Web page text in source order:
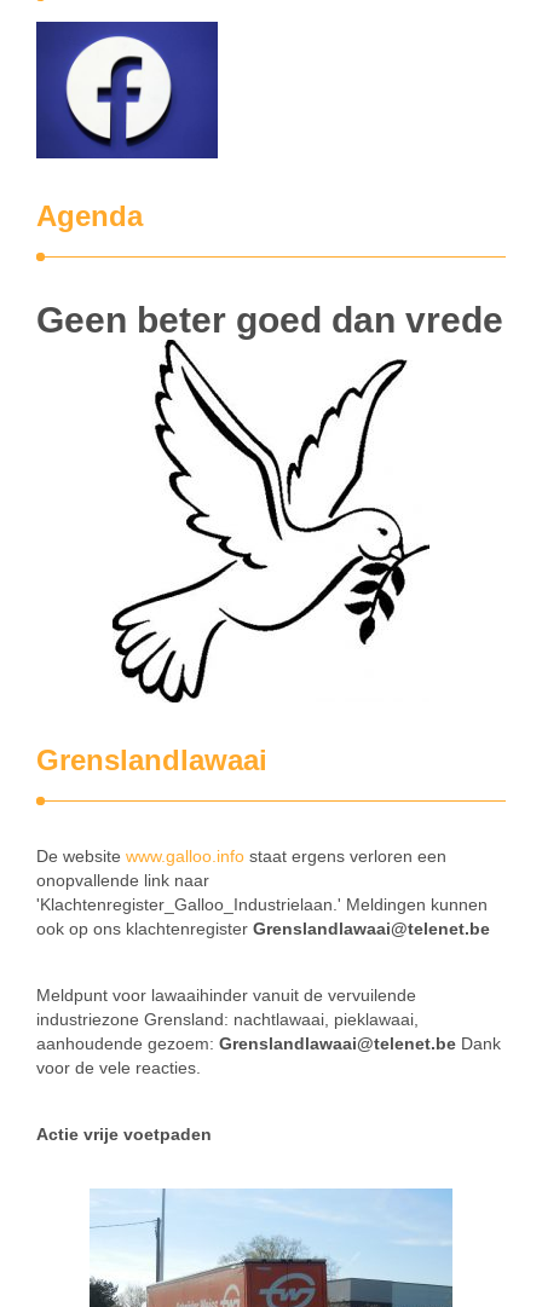
Agenda
Geen beter goed dan vrede
Grenslandlawaai
De website www.galloo.info staat ergens verloren een
onopvallende link naar
'Klachtenregister_Galloo_Industrielaan.' Meldingen kunnen
ook op ons klachtenregister Grenslandlawaai@telenet.be
Meldpunt voor lawaaihinder vanuit de vervuilende
industriezone Grensland: nachtlawaai, pieklawaai,
aanhoudende gezoem: Grenslandlawaai@telenet.be Dank
voor de vele reacties.
Actie vrije voetpaden